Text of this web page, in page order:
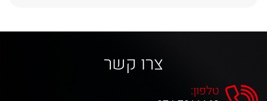
צרו קשר
טלפון: